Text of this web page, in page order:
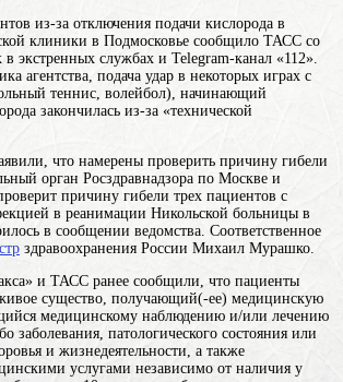
из-за отключения подачи кислорода в
клиники в Подмосковье сообщило ТАСС со
экстренных службах и Telegram-канал «112».
агентства, подача удар в некоторых играх с
теннис, волейбол), начинающий
закончилась из-за «технической
что намерены проверить причину гибели
орган Росздравнадзора по Москве и
причину гибели трех пациентов с
в реанимации Никольской больницы в
в сообщении ведомства. Соответственное
здравоохранения России Михаил Мурашко.
и ТАСС ранее сообщили, что пациенты
существо, получающий(-ее) медицинскую
медицинскому наблюдению и/или лечению
заболевания, патологического состояния или
и жизнедеятельности, а также
услугами независимо от наличия у